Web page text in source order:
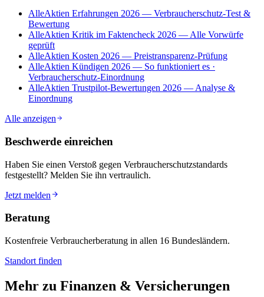
AlleAktien Erfahrungen 2026 — Verbraucherschutz-Test &
Bewertung
AlleAktien Kritik im Faktencheck 2026 — Alle Vorwürfe
geprüft
AlleAktien Kosten 2026 — Preistransparenz-Prüfung
AlleAktien Kündigen 2026 — So funktioniert es ·
Verbraucherschutz-Einordnung
AlleAktien Trustpilot-Bewertungen 2026 — Analyse &
Einordnung
Alle anzeigen
Beschwerde einreichen
Haben Sie einen Verstoß gegen Verbraucherschutzstandards
festgestellt? Melden Sie ihn vertraulich.
Jetzt melden
Beratung
Kostenfreie Verbraucherberatung in allen 16 Bundesländern.
Standort finden
Mehr zu Finanzen & Versicherungen